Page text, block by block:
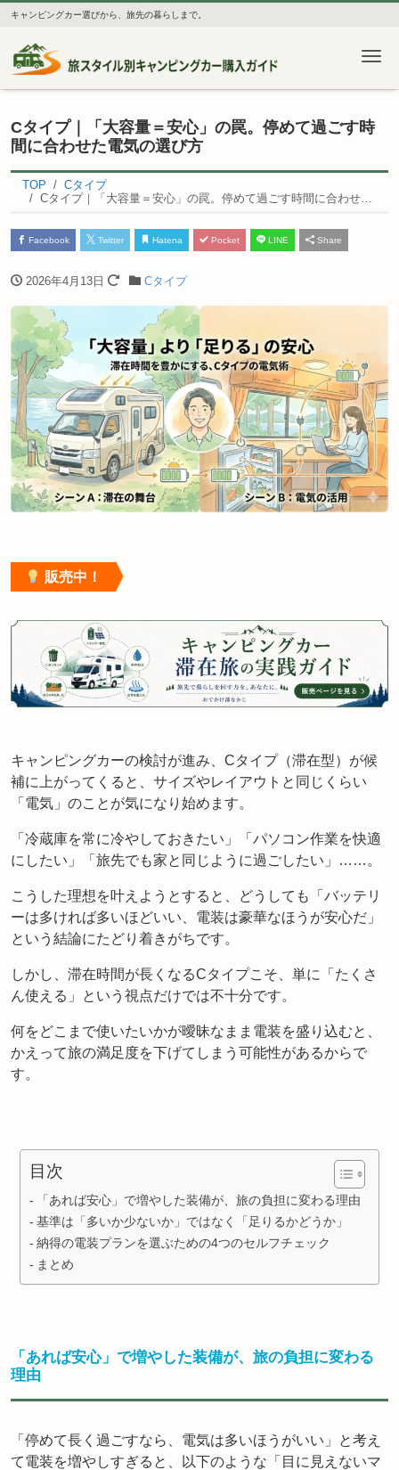
キャンピングカー選びから、旅先の暮らしまで。
Cタイプ｜「大容量＝安心」の罠。停めて過ごす時
間に合わせた電気の選び方
TOP
Cタイプ
Cタイプ｜「大容量＝安心」の罠。停めて過ごす時間に合わせた電気の選び方
Facebook Twitter Hatena Pocket LINE Share
2026年4月13日 Cタイプ
販売中！
キャンピングカーの検討が進み、Cタイプ（滞在型）が候
補に上がってくると、サイズやレイアウトと同じくらい
「電気」のことが気になり始めます。
「冷蔵庫を常に冷やしておきたい」「パソコン作業を快適
にしたい」「旅先でも家と同じように過ごしたい」……。
こうした理想を叶えようとすると、どうしても「バッテリ
ーは多ければ多いほどいい、電装は豪華なほうが安心だ」
という結論にたどり着きがちです。
しかし、滞在時間が長くなるCタイプこそ、単に「たくさ
ん使える」という視点だけでは不十分です。
何をどこまで使いたいかが曖昧なまま電装を盛り込むと、
かえって旅の満足度を下げてしまう可能性があるからで
す。
目次
「あれば安心」で増やした装備が、旅の負担に変わる理由
基準は「多いか少ないか」ではなく「足りるかどうか」
納得の電装プランを選ぶための4つのセルフチェック
まとめ
「あれば安心」で増やした装備が、旅の負担に変わる
理由
「停めて長く過ごすなら、電気は多いほうがいい」と考え
て電装を増やしすぎると、以下のような「目に見えないマ